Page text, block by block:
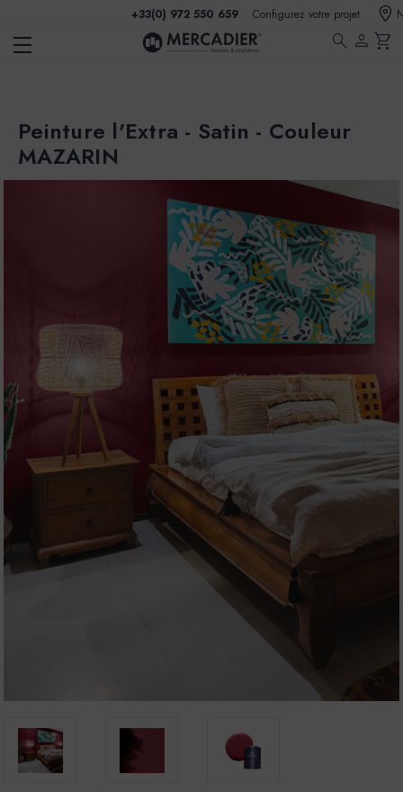
+33(0) 972 550 659 Configurez votre projet
search person shopping_cart
Peinture l'Extra - Satin - Couleur
MAZARIN